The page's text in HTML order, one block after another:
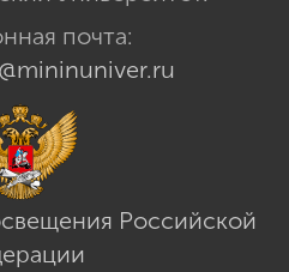
почта:
Российской